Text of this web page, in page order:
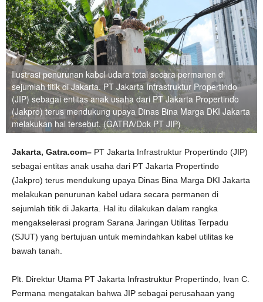
Ilustrasi penurunan kabel udara total secara permanen di
sejumlah titik di Jakarta. PT Jakarta Infrastruktur Propertindo
(JIP) sebagai entitas anak usaha dari PT Jakarta Propertindo
(Jakpro) terus mendukung upaya Dinas Bina Marga DKI Jakarta
melakukan hal tersebut. (GATRA/Dok PT JIP)
Jakarta, Gatra.com– PT Jakarta Infrastruktur Propertindo (JIP)
sebagai entitas anak usaha dari PT Jakarta Propertindo
(Jakpro) terus mendukung upaya Dinas Bina Marga DKI Jakarta
melakukan penurunan kabel udara secara permanen di
sejumlah titik di Jakarta. Hal itu dilakukan dalam rangka
mengakselerasi program Sarana Jaringan Utilitas Terpadu
(SJUT) yang bertujuan untuk memindahkan kabel utilitas ke
bawah tanah.
Plt. Direktur Utama PT Jakarta Infrastruktur Propertindo, Ivan C.
Permana mengatakan bahwa JIP sebagai perusahaan yang